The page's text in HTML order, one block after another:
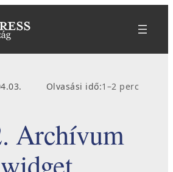
Olvasási idő:1–2 perc
Archívum
widget